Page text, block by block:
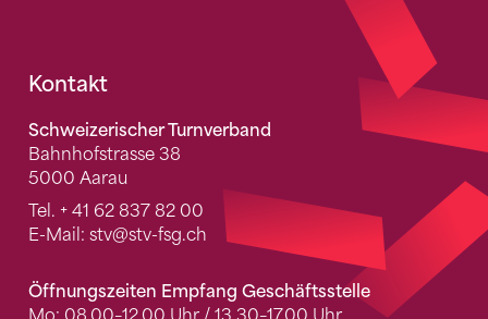
Fusszeile
Kontakt
Schweizerischer Turnverband
Bahnhofstrasse 38
5000 Aarau
Tel. + 41 62 837 82 00
E-Mail: stv@stv-fsg.ch
Öffnungszeiten Empfang Geschäftsstelle